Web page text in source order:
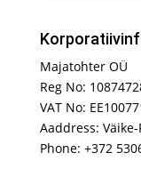
Majatohter OÜ
Reg No:
VAT No:
Aaddress:
Phone: +372